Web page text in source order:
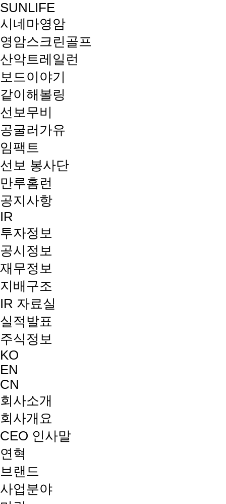
SUNLIFE
시네마영암
영암스크린골프
산악트레일런
보드이야기
같이해볼링
선보무비
공굴러가유
임팩트
선보 봉사단
만루홈런
공지사항
IR
투자정보
공시정보
재무정보
지배구조
IR 자료실
실적발표
주식정보
KO
EN
CN
회사소개
회사개요
CEO 인사말
연혁
브랜드
사업분야